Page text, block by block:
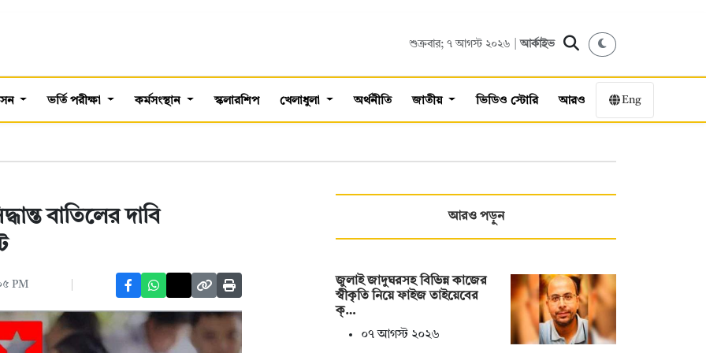
শুক্রবার; ৭ আগস্ট ২০২৬ |আর্কাইভ
ভর্তি পরীক্ষা কর্মসংস্থান স্কলারশিপ খেলাধুলা অর্থনীতি জাতীয় ভিডিও স্টোরি আরও Eng
বাতিলের দাবি
PM
আরও পড়ুন
জুলাই জাদুঘরসহ বিভিন্ন কাজের
স্বীকৃতি নিয়ে ফাইজ তাইয়েবের
ক্…
০৭ আগস্ট ২০২৬